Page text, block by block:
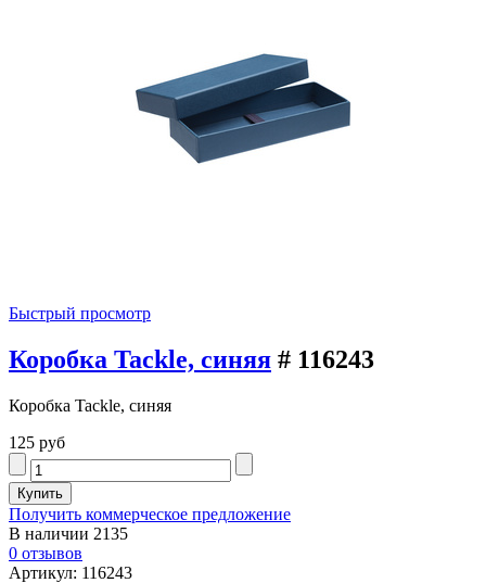
Быстрый просмотр
Коробка Tackle, синяя # 116243
Коробка Tackle, синяя
125 руб
Получить коммерческое предложение
В наличии 2135
0 отзывов
Артикул: 116243